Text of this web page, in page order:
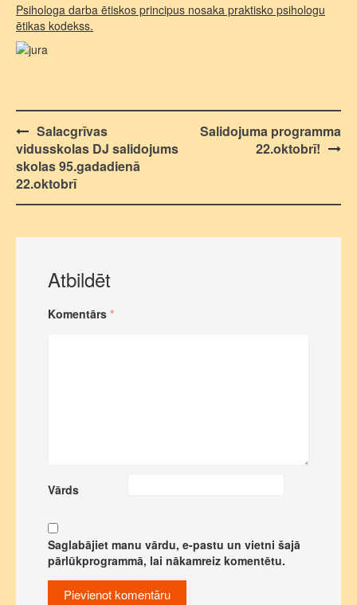
Psihologa darba ētiskos principus nosaka praktisko psihologu
ētikas kodekss.
Post
navigation
Salacgrīvas
vidusskolas DJ salidojums
skolas 95.gadadienā
22.oktobrī
Salidojuma programma
22.oktobrī!
Atbildēt
Komentārs *
Vārds
Saglabājiet manu vārdu, e-pastu un vietni šajā
pārlūkprogrammā, lai nākamreiz komentētu.